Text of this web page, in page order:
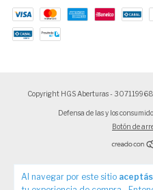
Al navegar por este sitio
Copyright HGS Aberturas -
Defensa de las y los
Botón de